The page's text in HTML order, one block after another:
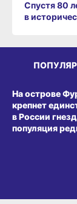
Спустя 80
в
На острове
крепнет
в России
популяция